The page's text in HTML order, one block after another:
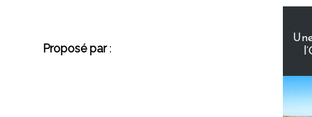
Proposé par: